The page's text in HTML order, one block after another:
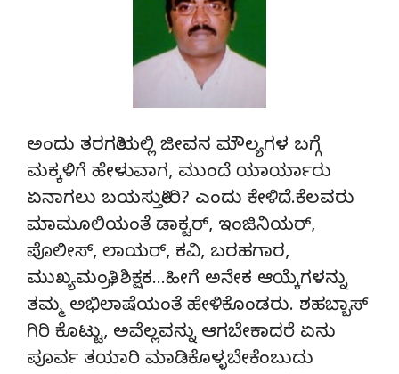
ಅಂದು ತರಗತಿಯಲ್ಲಿ ಜೀವನ ಮೌಲ್ಯಗಳ ಬಗ್ಗೆ
ಮಕ್ಕಳಿಗೆ ಹೇಳುವಾಗ, ಮುಂದೆ ಯಾರ್ಯಾರು
ಏನಾಗಲು ಬಯಸುತ್ತೀರಿ? ಎಂದು ಕೇಳಿದೆ.ಕೆಲವರು
ಮಾಮೂಲಿಯಂತೆ ಡಾಕ್ಟರ್, ಇಂಜಿನಿಯರ್,
ಪೊಲೀಸ್, ಲಾಯರ್, ಕವಿ, ಬರಹಗಾರ,
ಮುಖ್ಯಮಂತ್ರಿ, ಶಿಕ್ಷಕ…ಹೀಗೆ ಅನೇಕ ಆಯ್ಕೆಗಳನ್ನು
ತಮ್ಮ ಅಭಿಲಾಷೆಯಂತೆ ಹೇಳಿಕೊಂಡರು. ಶಹಬ್ಬಾಸ್
ಗಿರಿ ಕೊಟ್ಟು, ಅವೆಲ್ಲವನ್ನು ಆಗಬೇಕಾದರೆ ಏನು
ಪೂರ್ವ ತಯಾರಿ ಮಾಡಿಕೊಳ್ಳಬೇಕೆಂಬುದು